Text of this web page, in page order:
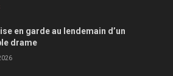
en garde au lendemain d’un
drame